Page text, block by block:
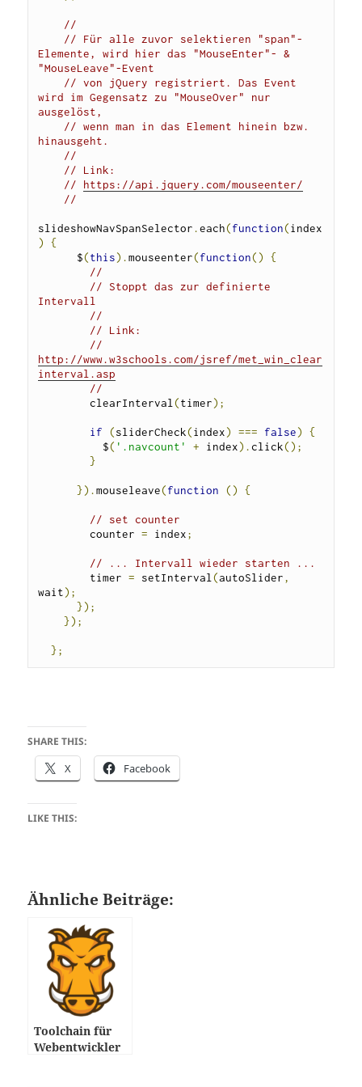
//
// Für alle zuvor selektieren "span"-
Elemente, wird hier das "MouseEnter"- &
"MouseLeave"-Event
// von jQuery registriert. Das Event
wird im Gegensatz zu "MouseOver" nur
ausgelöst,
// wenn man in das Element hinein bzw.
hinausgeht.
//
// Link:
// https://api.jquery.com/mouseenter/
//
slideshowNavSpanSelector.each(function(index
)
{
      $
(this).mouseenter(function()
{
//
// Stoppt das zur definierte
Intervall
//
// Link:
http://www.w3schools.com/jsref/met_win_clear
interval.asp
//
        clearInterval
(timer);
if (sliderCheck(index) === false)
{
          $
( '.navcount' + index).click();
}
}).mouseleave(function () {
// set counter
        counter
= index;
// ... Intervall wieder starten ...
        timer
= setInterval(autoSlider,
wait);
});
});
};
SHARE THIS:
X Facebook
LIKE THIS:
Ähnliche Beiträge:
Toolchain für
Webentwickler